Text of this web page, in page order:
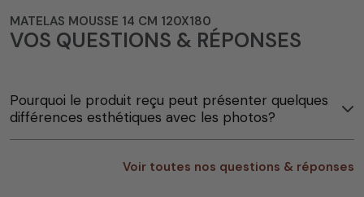
MATELAS MOUSSE 14 CM 120X180
VOS QUESTIONS & RÉPONSES
Pourquoi le produit reçu peut présenter quelques
différences esthétiques avec les photos?
Voir toutes nos questions & réponses